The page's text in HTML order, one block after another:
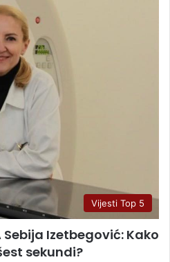
Vijesti Top 5
Sebija Izetbegović: Kako
sekundi?